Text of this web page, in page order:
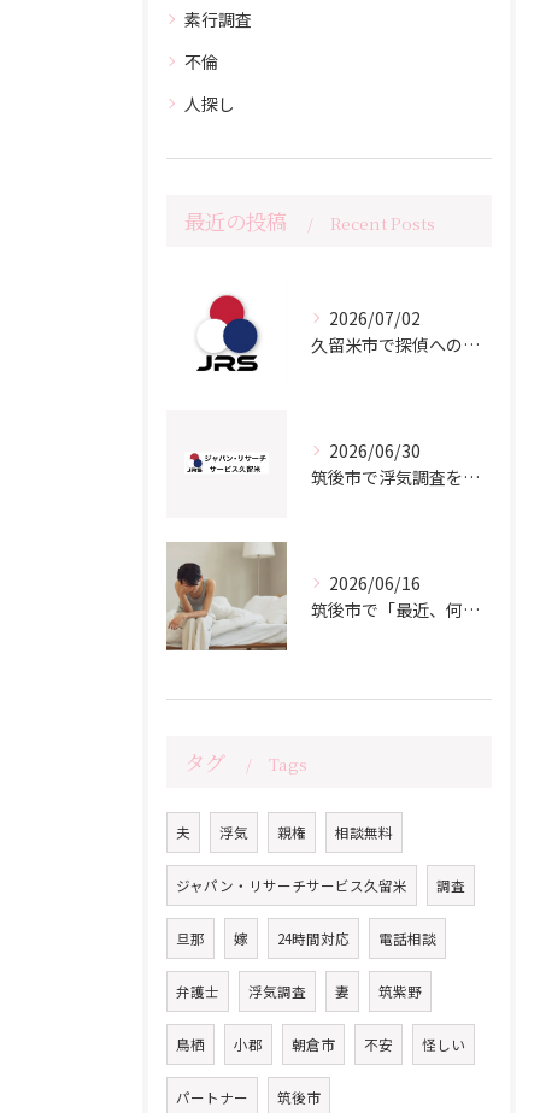
素行調査
不倫
人探し
最近の投稿 Recent Posts
2026/07/02
久留米市で探偵への相談をご検討の方へ
2026/06/30
筑後市で浮気調査をご検討の方へ｜よくある質問と知っておきたいポイント
2026/06/16
筑後市で「最近、何か違う…」と感じているあなたへ
タグ Tags
夫 浮気 親権 相談無料
ジャパン・リサーチサービス久留米 調査
旦那 嫁 24時間対応 電話相談
弁護士 浮気調査 妻 筑紫野
鳥栖 小郡 朝倉市 不安 怪しい
パートナー 筑後市